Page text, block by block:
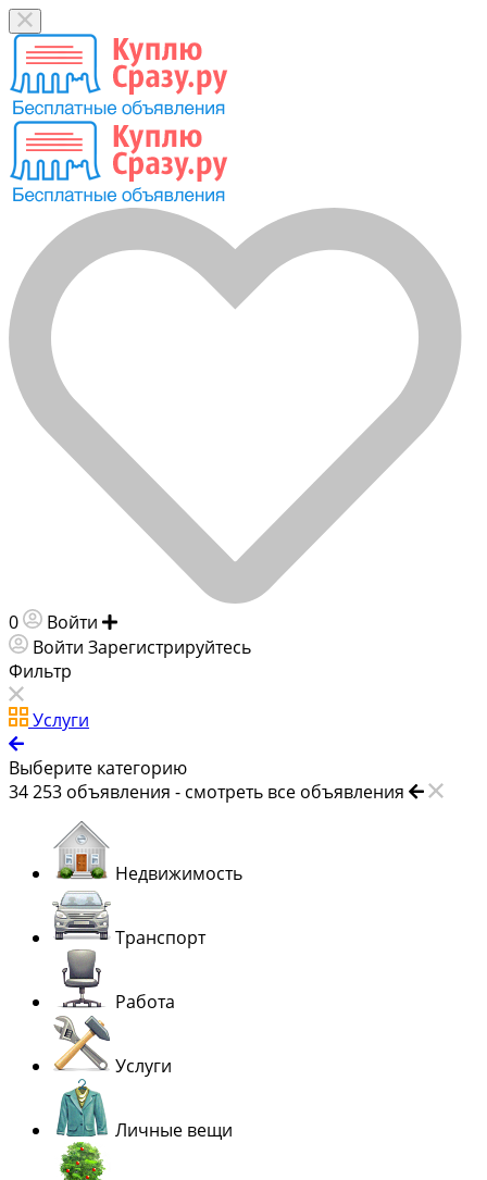
0 Войти
Войти Зарегистрируйтесь
Фильтр
Услуги
Выберите категорию
34 253 объявления - смотреть все объявления
Недвижимость
Транспорт
Работа
Услуги
Личные вещи